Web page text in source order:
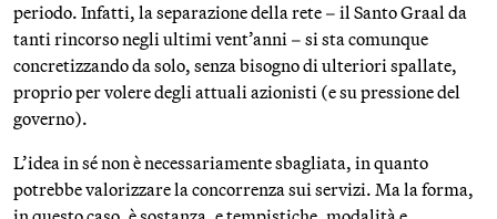
periodo. Infatti, la separazione della rete – il Santo Graal da
tanti rincorso negli ultimi vent’anni – si sta comunque
concretizzando da solo, senza bisogno di ulteriori spallate,
proprio per volere degli attuali azionisti (e su pressione del
governo).
L’idea in sé non è necessariamente sbagliata, in quanto
potrebbe valorizzare la concorrenza sui servizi. Ma la forma,